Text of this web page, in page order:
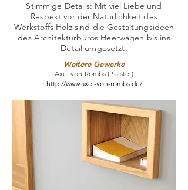
Stimmige Details: Mit viel Liebe und
Respekt vor der Natürlichkeit des
Werkstoffs Holz sind die Gestaltungsideen
des Architekturbüros Heerwagen bis ins
Detail umgesetzt.
Weitere Gewerke
Axel von Rombs (Polster)
http://www.axel-von-rombs.de/